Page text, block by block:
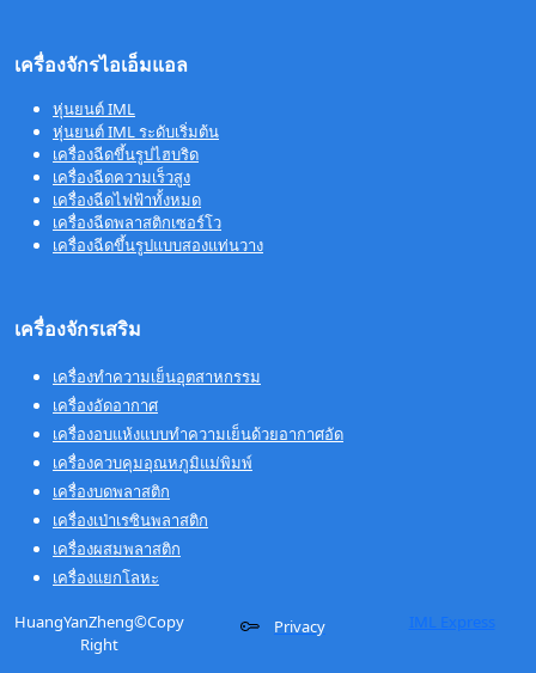
เครื่องจักรไอเอ็มแอล
หุ่นยนต์ IML
หุ่นยนต์ IML ระดับเริ่มต้น
เครื่องฉีดขึ้นรูปไฮบริด
เครื่องฉีดความเร็วสูง
เครื่องฉีดไฟฟ้าทั้งหมด
เครื่องฉีดพลาสติกเซอร์โว
เครื่องฉีดขึ้นรูปแบบสองแท่นวาง
เครื่องจักรเสริม
เครื่องทำความเย็นอุตสาหกรรม
เครื่องอัดอากาศ
เครื่องอบแห้งแบบทำความเย็นด้วยอากาศอัด
เครื่องควบคุมอุณหภูมิแม่พิมพ์
เครื่องบดพลาสติก
เครื่องเป่าเรซินพลาสติก
เครื่องผสมพลาสติก
เครื่องแยกโลหะ
HuangYanZheng©Copy
Right
Privacy IML Express